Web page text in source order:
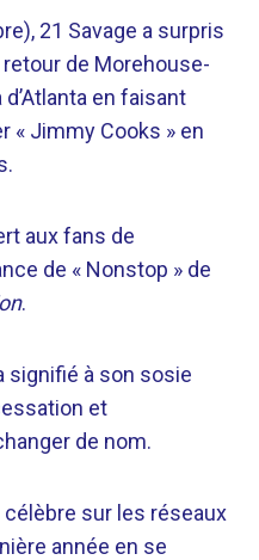
21 Savage a surpris
de Morehouse-
en faisant
« Jimmy Cooks » en
aux fans de
de « Nonstop » de
.
signifié à son sosie
et
de nom.
sur les réseaux
année en se